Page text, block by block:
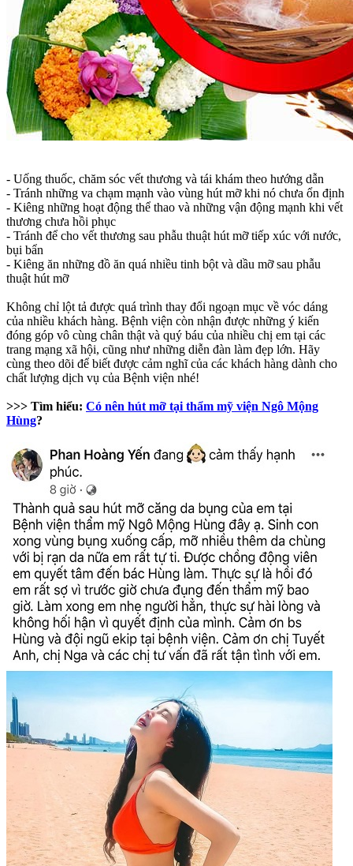
- Uống thuốc, chăm sóc vết thương và tái khám theo hướng dẫn
- Tránh những va chạm mạnh vào vùng hút mỡ khi nó chưa ổn định
- Kiêng những hoạt động thể thao và những vận động mạnh khi vết
thương chưa hồi phục
- Tránh để cho vết thương sau phẫu thuật hút mỡ tiếp xúc với nước,
bụi bẩn
- Kiêng ăn những đồ ăn quá nhiều tinh bột và dầu mỡ sau phẫu
thuật hút mỡ
Không chỉ lột tả được quá trình thay đổi ngoạn mục về vóc dáng
của nhiều khách hàng. Bệnh viện còn nhận được những ý kiến
đóng góp vô cùng chân thật và quý báu của nhiều chị em tại các
trang mạng xã hội, cũng như những diễn đàn làm đẹp lớn. Hãy
cùng theo dõi để biết được cảm nghĩ của các khách hàng dành cho
chất lượng dịch vụ của Bệnh viện nhé!
>>> Tìm hiểu: Có nên hút mỡ tại thẩm mỹ viện Ngô Mộng
Hùng?